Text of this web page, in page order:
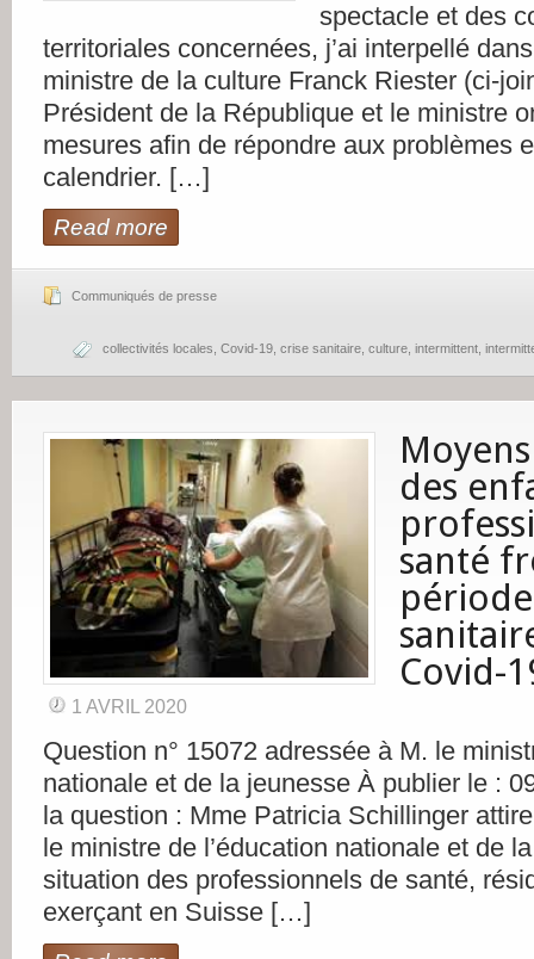
spectacle et des
territoriales concernées, j’ai interpellé
ministre de la culture Franck Riester (ci-
Président de la République et le ministre
mesures afin de répondre aux problèmes
calendrier. […]
Read more
Communiqués de presse
collectivités locales Covid-19 crise sanitaire culture intermittent
des
santé
Covid-
1 AVRIL 2020
Question n° 15072 adressée à M. le
nationale et de la jeunesse À publier le :
la question : Mme Patricia Schillinger
le ministre de l’éducation nationale et de
situation des professionnels de santé,
exerçant en Suisse […]